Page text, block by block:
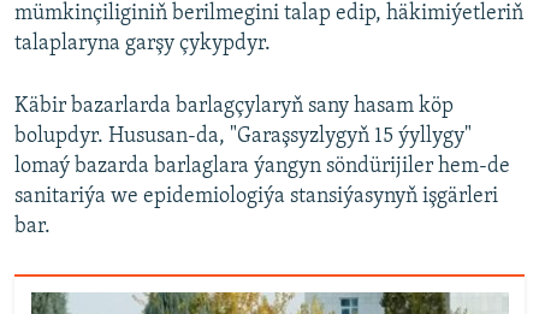
mümkinçiliginiň berilmegini talap edip, häkimiýetleriň
talaplaryna garşy çykypdyr.
Käbir bazarlarda barlagçylaryň sany hasam köp
bolupdyr. Hususan-da, "Garaşsyzlygyň 15 ýyllygy"
lomaý bazarda barlaglara ýangyn söndürijiler hem-de
sanitariýa we epidemiologiýa stansiýasynyň işgärleri
bar.